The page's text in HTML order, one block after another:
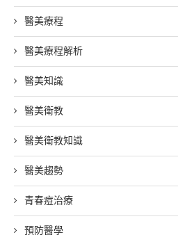
醫美療程
醫美療程解析
醫美知識
醫美衛教
醫美衛教知識
醫美趨勢
青春痘治療
預防醫學